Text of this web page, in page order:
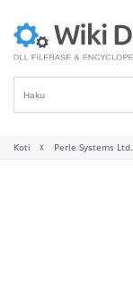
Koti Perle Systems Ltd.